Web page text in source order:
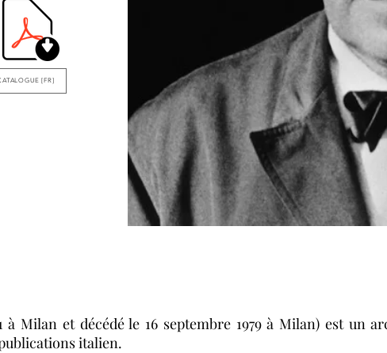
[FR]
à Milan et décédé le 16 septembre 1979 à Milan) est un
italien.